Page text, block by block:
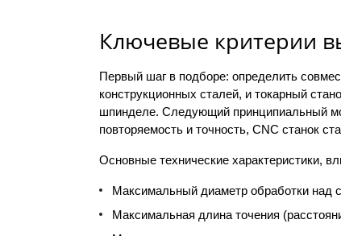
Ключевые критерии
Первый шаг в подборе: определить
конструкционных сталей, и токарный
шпинделе. Следующий принципиальный
повторяемость и точность, CNC станок
Основные технические характеристики,
Максимальный диаметр обработки над
Максимальная длина точения